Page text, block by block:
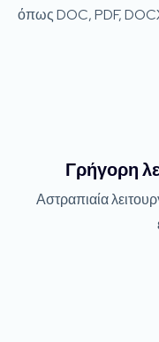
όπως DOC, PDF,
Γρήγορη
Αστραπιαία